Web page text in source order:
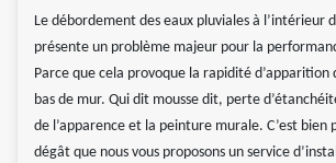
Le débordement des eaux pluviales à l’intérieur
présente un problème majeur pour la
Parce que cela provoque la rapidité d’apparition
bas de mur. Qui dit mousse dit, perte
de l’apparence et la peinture murale. C’est bien
dégât que nous vous proposons un service